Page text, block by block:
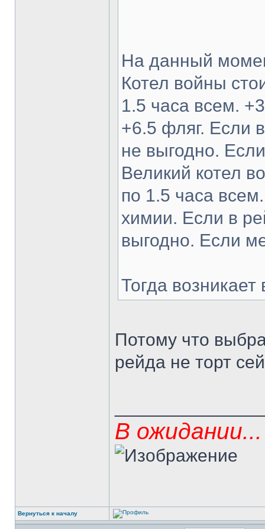
На данный
Котел войны
1.5 часа всем.
+6.5 фляг. Если
не выгодно.
Великий котел
по 1.5 часа
химии. Если в
выгодно. Если
Тогда
Потому что
рейда не торт
В ожидании...
Вернуться к началу